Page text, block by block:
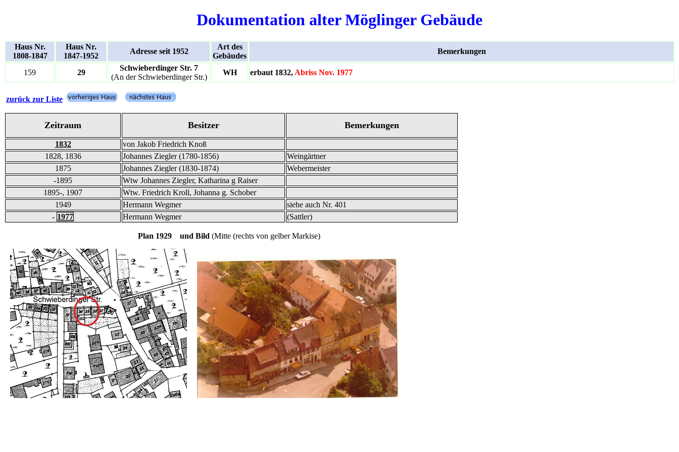
Dokumentation alter Möglinger Gebäude
Haus Nr.
1808-1847
Haus Nr.
1847-1952
Adresse seit 1952
Art des
Gebäudes
Bemerkungen
159 29
Schwieberdinger Str. 7
(An der Schwieberdinger Str.)
WH erbaut 1832, Abriss Nov. 1977
zurück zur Liste
Zeitraum Besitzer Bemerkungen
1832
von Jakob Friedrich Knoß
1828, 1836
Johannes Ziegler (1780-1856)
Weingärtner
1875
Johannes Ziegler (1830-1874)
Webermeister
-1895
Wtw Johannes Ziegler, Katharina g Raiser
1895-, 1907
Wtw. Friedrich Kroll, Johanna g. Schober
1949
Hermann Wegmer
siehe auch Nr. 401
- 1977 Hermann Wegmer (Sattler)
Plan 1929 und Bild (Mitte (rechts von gelber Markise)